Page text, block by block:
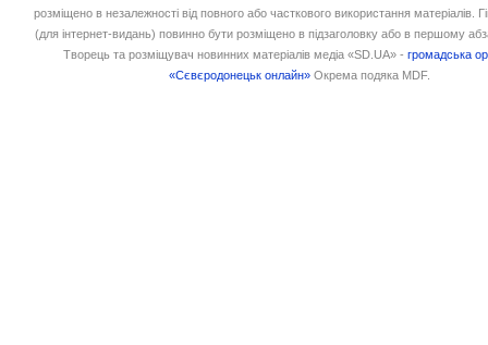
розміщено в незалежності від повного або часткового використання матеріалів.
(для інтернет-видань) повинно бути розміщено в підзаголовку або в першому
Творець та розміщувач новинних матеріалів медіа «SD.UA» -громадська
«Сєвєродонецьк онлайн» Окрема подяка MDF.